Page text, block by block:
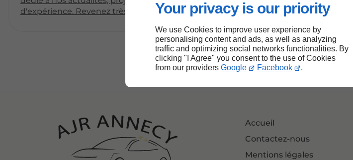
Your privacy is our priority
We use Cookies to improve user experience by
personalising content and ads, as well as analyzing
traffic and optimizing social networks functionalities. By
clicking "I Agree" you consent to the use of Cookies
from our providers Google Facebook .
d'expérience. Revenez très bientôt pour découvrir
Accueil
Contactez-nous
Mentions légales